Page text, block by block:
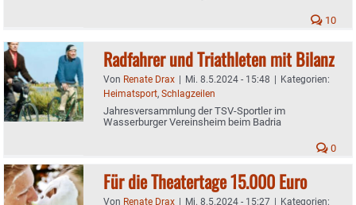
10
Radfahrer und Triathleten mit Bilanz
Von Renate Drax | Mi. 8.5.2024 - 15:48 | Kategorien:
Heimatsport, Schlagzeilen
Jahresversammlung der TSV-Sportler im
Wasserburger Vereinsheim beim Badria
0
Für die Theatertage 15.000 Euro
Von Renate Drax | Mi. 8.5.2024 - 15:27 | Kategorien: